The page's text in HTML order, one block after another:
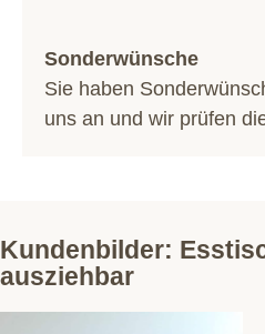
Sonderwünsche
Sie haben
uns an und wir prüfen
Kundenbilder:
ausziehbar